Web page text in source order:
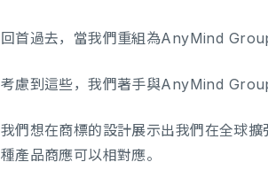
回首過去，當我們重組為AnyMind
考慮到這些，我們著手與AnyMind
我們想在商標的設計展示出我們在全球
種產品商應可以相對應。